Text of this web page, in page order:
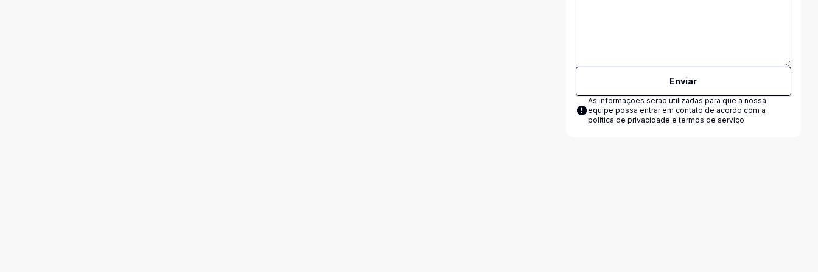
Enviar
As informações serão utilizadas para que a nossa
equipe possa entrar em contato de acordo com a
política de privacidade e termos de serviço